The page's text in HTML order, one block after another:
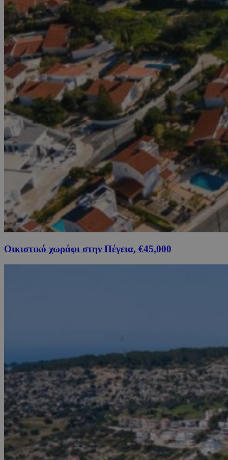
Οικιστικό χωράφι στην Πέγεια, €45,000